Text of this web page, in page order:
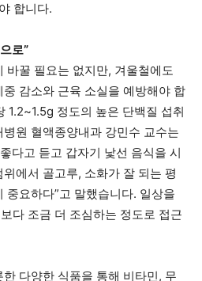
합니다.
로”
바꿀 필요는 없지만, 겨울철에도
감소와 근육 소실을 예방해야 합
1.2~1.5g 정도의 높은 단백질 섭취
원 혈액종양내과 강민수 교수는
다고 듣고 갑자기 낯선 음식을 시
에서 골고루, 소화가 잘 되는 평
중요하다”고 말했습니다. 일상을
다 조금 더 조심하는 정도로 접근
다양한 식품을 통해 비타민, 무